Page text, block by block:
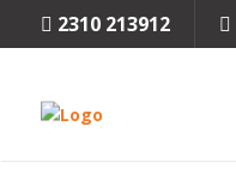
2310 213912